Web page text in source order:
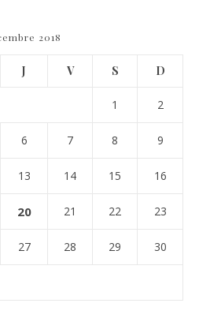
2018
J V S D
1 2
6 7 8 9
13 14 15 16
20 21 22 23
27 28 29 30